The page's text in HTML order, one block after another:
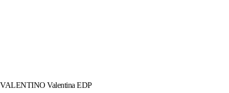
VALENTINO Valentina EDP